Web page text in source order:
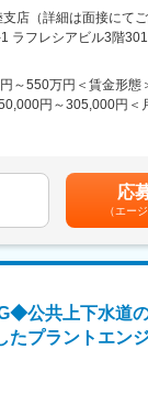
事業全体を俯瞰できる
理経験を幅広く活か
ジェクトが多く、先を
受けにくく、安定した
ランスを意識した就業
ありながら、「無理
しない案件設計
立を意識した働き方
門性を尊重し、長期的
理経験者が多数活躍し
規模工事における、公
技術、公物管理補助
定です。
工事の円滑な履行に貢
します。各現場では
しています。社員の
る魅力
の確保でメリハリのつ
と異なり、職場（常駐
ためしっかりと休日を
支店（詳細は面接にて
ラフレシアビル3階301
～550万円＜賃金形態
円～305,000円＜
理職 経験4年 ／入社1年
年 ／入社8年目（資格
り、選考を通じて上下
手当を含めた表記です
応
（エー
公共上下水道
プラントエン